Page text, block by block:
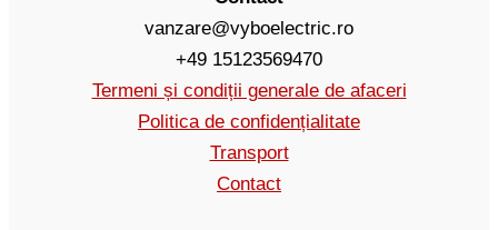
vanzare@vyboelectric.ro
+49 15123569470
Termeni și condiții generale de afaceri
Politica de confidențialitate
Transport
Contact